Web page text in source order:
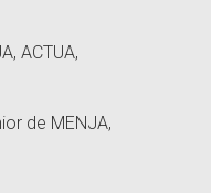
ACTUA,
de MENJA,